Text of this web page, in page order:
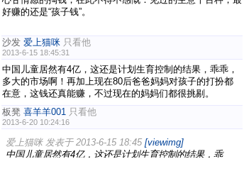
好赚的还是“孩子钱”。
沙发 爱上猫咪 只看他
2013-6-15 18:45:31
中国儿童居然有4亿，这还是计划生育控制的结果，乖乖，
多大的市场啊！再加上现在80后爸爸妈妈对孩子的打扮都
在意，这钱还真能赚，不过现在的妈妈们都很挑剔。
板凳 喜羊羊001 只看他
2013-6-20 10:24:16
爱上猫咪 发表于 2013-6-15 18:45 [viewimg]
中国儿童居然有4亿，这还是计划生育控制的结果，乖